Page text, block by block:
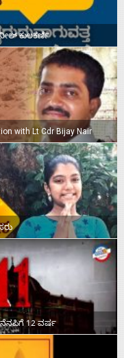
ಕುಲಕರ್ಣಿ
with Lt Cdr Bijay Nair
12 ವರ್ಷ